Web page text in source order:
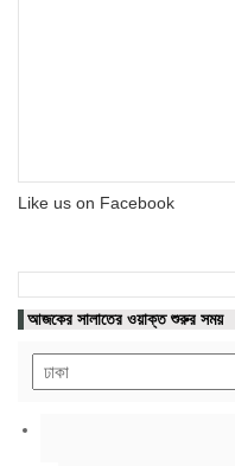
Like us on Facebook
আজকের সালাতের ওয়াক্ত শুরুর সময়